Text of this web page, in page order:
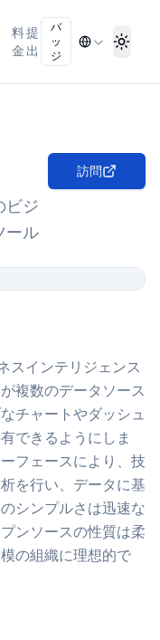
料
金
提
出
バ
ッ
ジ
ビジ
ール
訪問
スインテリジェンス
複数のデータソース
チャートやダッシュ
できるようにしま
フェースにより、技
を行い、データに基
シンプルさは迅速な
ンソースの性質は柔
の組織に理想的で